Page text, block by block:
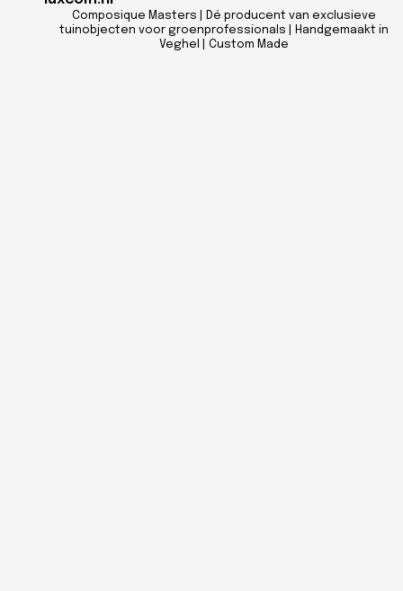
Composique Masters | Dé producent van exclusieve
tuinobjecten voor groenprofessionals | Handgemaakt in
Veghel | Custom Made